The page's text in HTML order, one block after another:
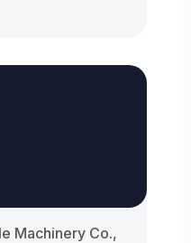
Machinery Co.,